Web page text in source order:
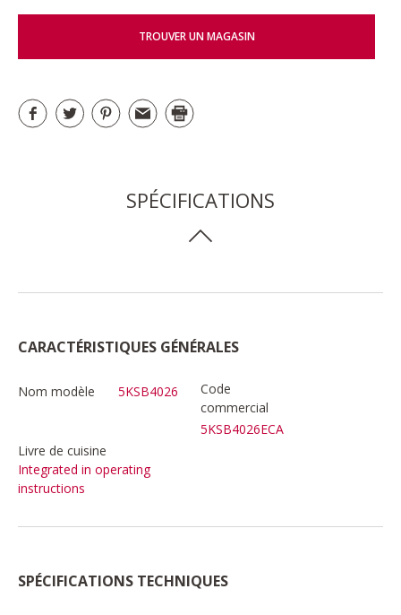
TROUVER UN MAGASIN
SPÉCIFICATIONS
CARACTÉRISTIQUES GÉNÉRALES
Nom modèle 5KSB4026
Code
commercial
5KSB4026ECA
Livre de cuisine
Integrated in operating
instructions
SPÉCIFICATIONS TECHNIQUES